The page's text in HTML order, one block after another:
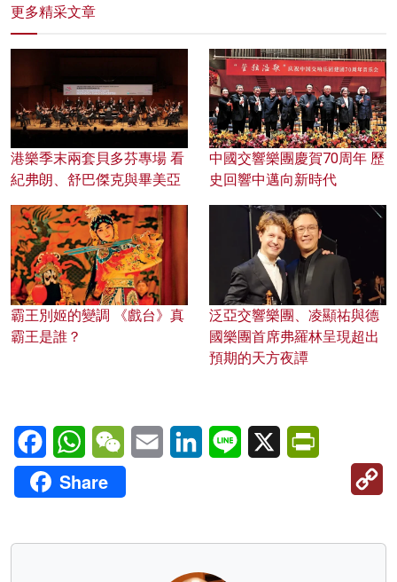
更多精采文章
港樂季末兩套貝多芬專場 看
紀弗朗、舒巴傑克與畢美亞
中國交響樂團慶賀70周年 歷
史回響中邁向新時代
霸王別姬的變調 《戲台》真
霸王是誰？
泛亞交響樂團、凌顯祐與德
國樂團首席弗羅林呈現超出
預期的天方夜譚
FacebookWhatsAppWeChatEmail LinkedInLine X
Share